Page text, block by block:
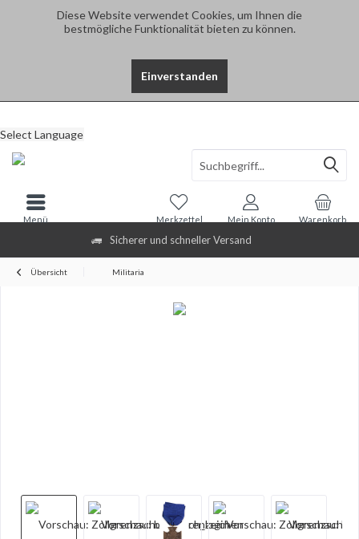
Diese Website verwendet Cookies, um Ihnen die
bestmögliche Funktionalität bieten zu können.
Einverstanden
Sicherer und schneller Versand
Select Language
Warenkorb
Merkzettel Mein Konto
Menü
Übersicht Militaria